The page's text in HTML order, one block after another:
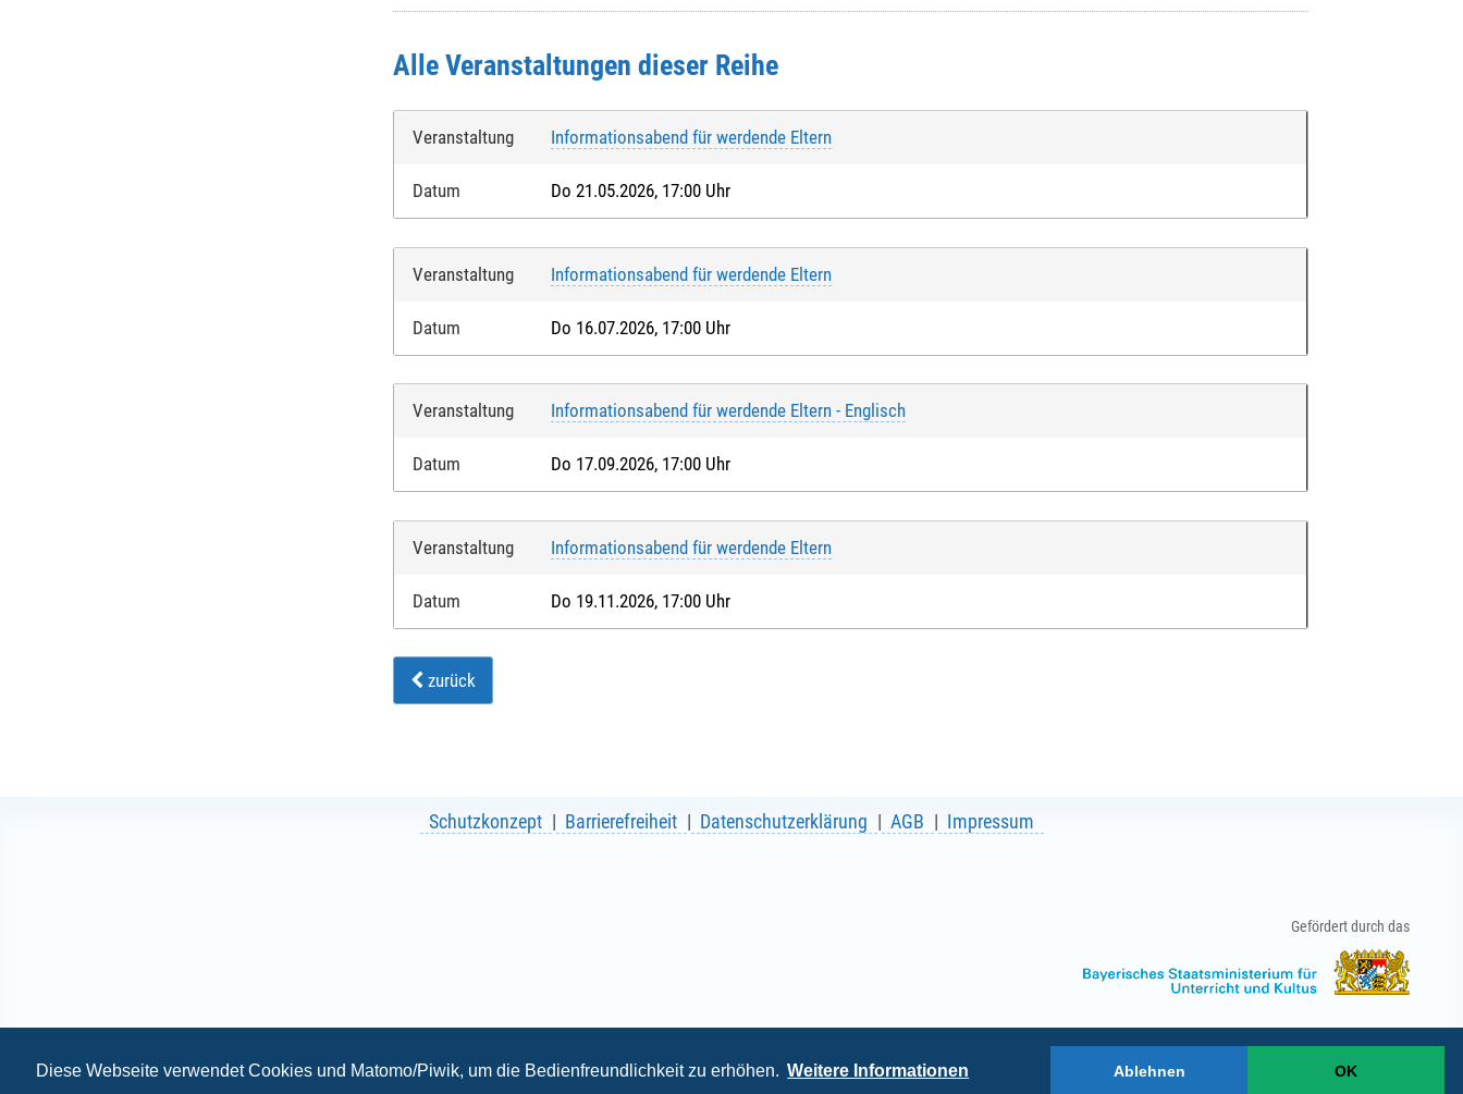
Diese Webseite verwendet Cookies und Matomo/Piwik, um die Bedienfreundlichkeit zu erhöhen. Weitere Informationen Ablehnen OK
Alle Veranstaltungen dieser Reihe
Veranstaltung Informationsabend für werdende Eltern
Datum Do 21.05.2026, 17:00 Uhr
Veranstaltung Informationsabend für werdende Eltern
Datum Do 16.07.2026, 17:00 Uhr
Veranstaltung Informationsabend für werdende Eltern - Englisch
Datum Do 17.09.2026, 17:00 Uhr
Veranstaltung Informationsabend für werdende Eltern
Datum Do 19.11.2026, 17:00 Uhr
zurück
Schutzkonzept Barrierefreiheit Datenschutzerklärung AGB Impressum
Gefördert durch das